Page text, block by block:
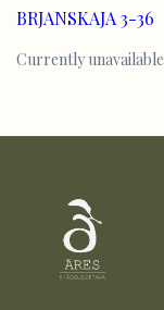
BRJANSKAJA 3-36
Currently unavailable